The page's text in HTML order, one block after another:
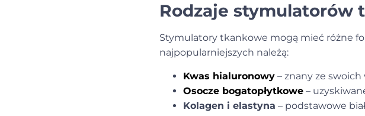
Rodzaje stymulatorów
Stymulatory tkankowe mogą mieć różne
najpopularniejszych należą:
Kwas hialuronowy– znany ze swoich
Osocze bogatopłytkowe–
Kolagen i elastyna – podstawowe